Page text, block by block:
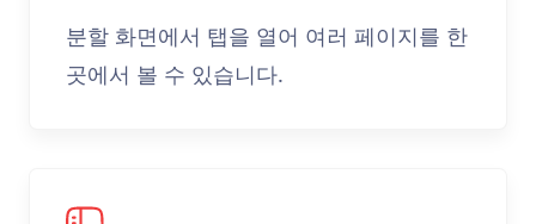
분할 화면에서 탭을 열어 여러 페이지를 한
곳에서 볼 수 있습니다.